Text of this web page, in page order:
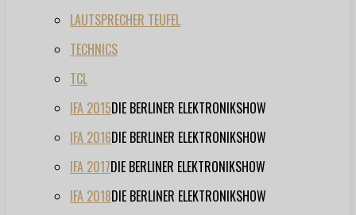
LAUTSPRECHER TEUFEL
TECHNICS
TCL
IFA 2015DIE BERLINER ELEKTRONIKSHOW
IFA 2016DIE BERLINER ELEKTRONIKSHOW
IFA 2017DIE BERLINER ELEKTRONIKSHOW
IFA 2018DIE BERLINER ELEKTRONIKSHOW